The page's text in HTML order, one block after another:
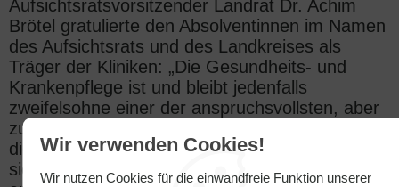
Wir verwenden Cookies!
Wir nutzen Cookies für die einwandfreie Funktion unserer
Aufsichtsratsvorsitzender Landrat Dr. Achim
Brötel gratulierte den Absolventinnen im Namen
des Aufsichtsrats und des Landkreises als
Träger der Kliniken: „Die Gesundheits- und
Krankenpflege ist und bleibt jedenfalls
zweifelsohne einer der anspruchsvollsten, aber
zugleich auch einer der faszinierendsten Berufe,
die es gibt. Deshalb bin ich sehr froh, dass Sie
sich gerade dafür entschieden haben“, betonte